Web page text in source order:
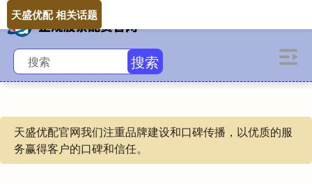
搜索
天盛优配官网我们注重品牌建设和口碑传播，以优质的服
务赢得客户的口碑和信任。
天盛优配 相关话题